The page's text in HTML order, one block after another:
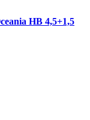
HB 4,5+1,5